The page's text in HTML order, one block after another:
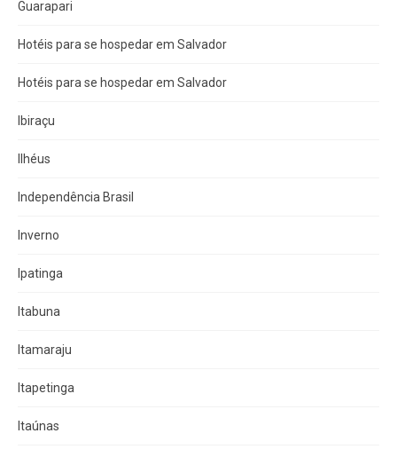
Guarapari
Hotéis para se hospedar em Salvador
Hotéis para se hospedar em Salvador
Ibiraçu
Ilhéus
Independência Brasil
Inverno
Ipatinga
Itabuna
Itamaraju
Itapetinga
Itaúnas